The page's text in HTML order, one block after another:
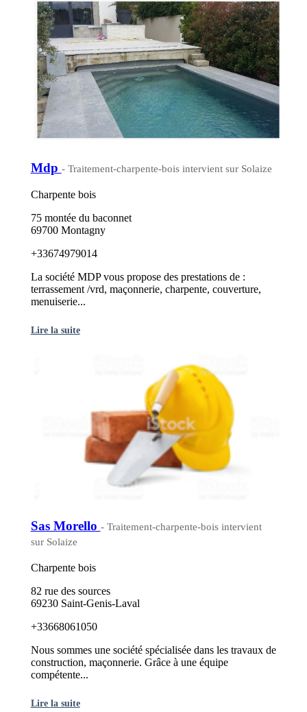
Mdp - Traitement-charpente-bois intervient sur Solaize
Charpente bois
75 montée du baconnet
69700 Montagny
+33674979014
La société MDP vous propose des prestations de :
terrassement /vrd, maçonnerie, charpente, couverture,
menuiserie...
Lire la suite
Sas Morello - Traitement-charpente-bois intervient
sur Solaize
Charpente bois
82 rue des sources
69230 Saint-Genis-Laval
+33668061050
Nous sommes une société spécialisée dans les travaux de
construction, maçonnerie. Grâce à une équipe
compétente...
Lire la suite